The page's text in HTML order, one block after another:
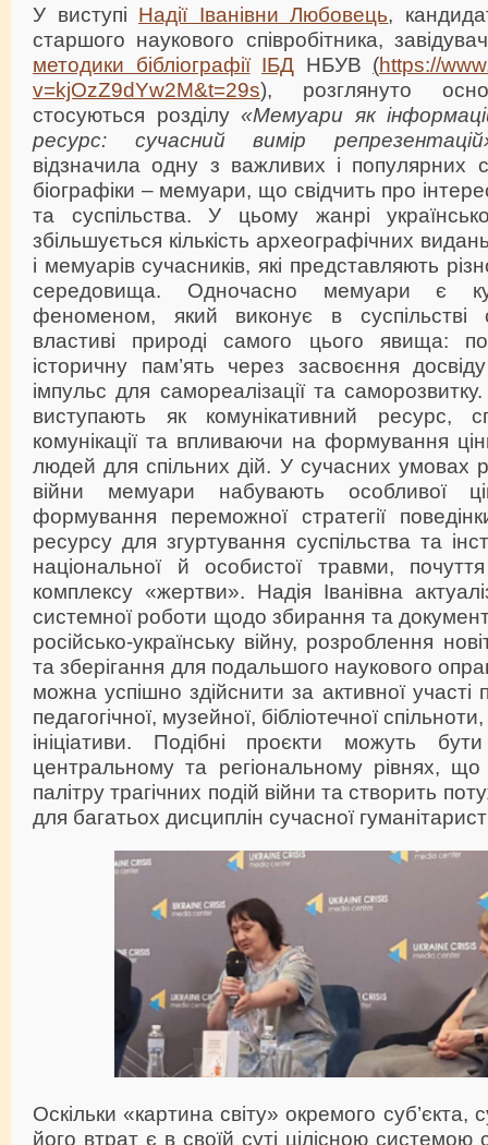
У виступі Надії Іванівни Любовець,
старшого наукового співробітника,
методики бібліографії ІБД НБУВ (https://
v=kjOzZ9dYw2M&t=29s), розглянуто
стосуються розділу «Мемуари як
ресурс: сучасний вимір
відзначила одну з важливих і популярних
біографіки – мемуари, що свідчить про
та суспільства. У цьому жанрі
збільшується кількість археографічних
і мемуарів сучасників, які представляють
середовища. Одночасно мемуари є
феноменом, який виконує в суспільстві
властиві природі самого цього явища:
історичну пам’ять через засвоєння
імпульс для самореалізації та
виступають як комунікативний ресурс,
комунікації та впливаючи на формування
людей для спільних дій. У сучасних умовах
війни мемуари набувають особливої
формування переможної стратегії
ресурсу для згуртування суспільства та
національної й особистої травми,
комплексу «жертви». Надія Іванівна
системної роботи щодо збирання та
російсько-українську війну, розроблення
та зберігання для подальшого наукового
можна успішно здійснити за активної участі
педагогічної, музейної, бібліотечної
ініціативи. Подібні проєкти можуть
центральному та регіональному рівнях, що
палітру трагічних подій війни та створить
для багатьох дисциплін сучасної
Оскільки «картина світу» окремого суб’єкта,
його втрат є в своїй суті цілісною системою